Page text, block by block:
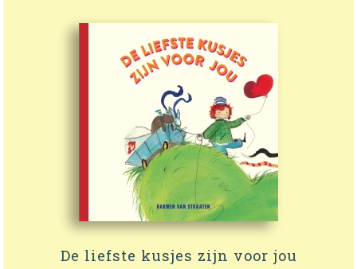
De liefste kusjes zijn voor jou